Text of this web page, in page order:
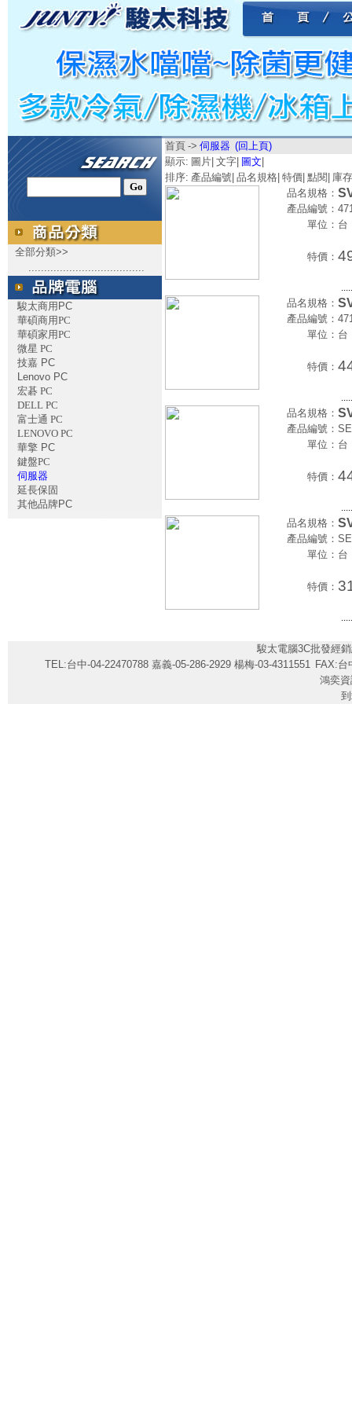
全部分類>>
.....................................
駿太商用PC
華碩商用PC
華碩家用PC
微星 PC
技嘉 PC
Lenovo PC
宏碁 PC
DELL PC
富士通 PC
LENOVO PC
華擎 PC
鍵盤PC
伺服器
延長保固
其他品牌PC
首頁 -> 伺服器 (回上頁)
顯示: 圖片 文字 圖文
排序: 產品編號 品名規格 特價 點閱 庫
品名規格：
產品編號：
單位： 台
特價：
品名規格：
產品編號：
單位： 台
特價：
品名規格：
產品編號：
單位： 台
特價：
品名規格：
產品編號：
單位： 台
特價：
駿太電腦3C批發經
TEL:台中-04-22470788 嘉義-05-286-2929 楊梅-03-4311551 FAX:台
鴻奕